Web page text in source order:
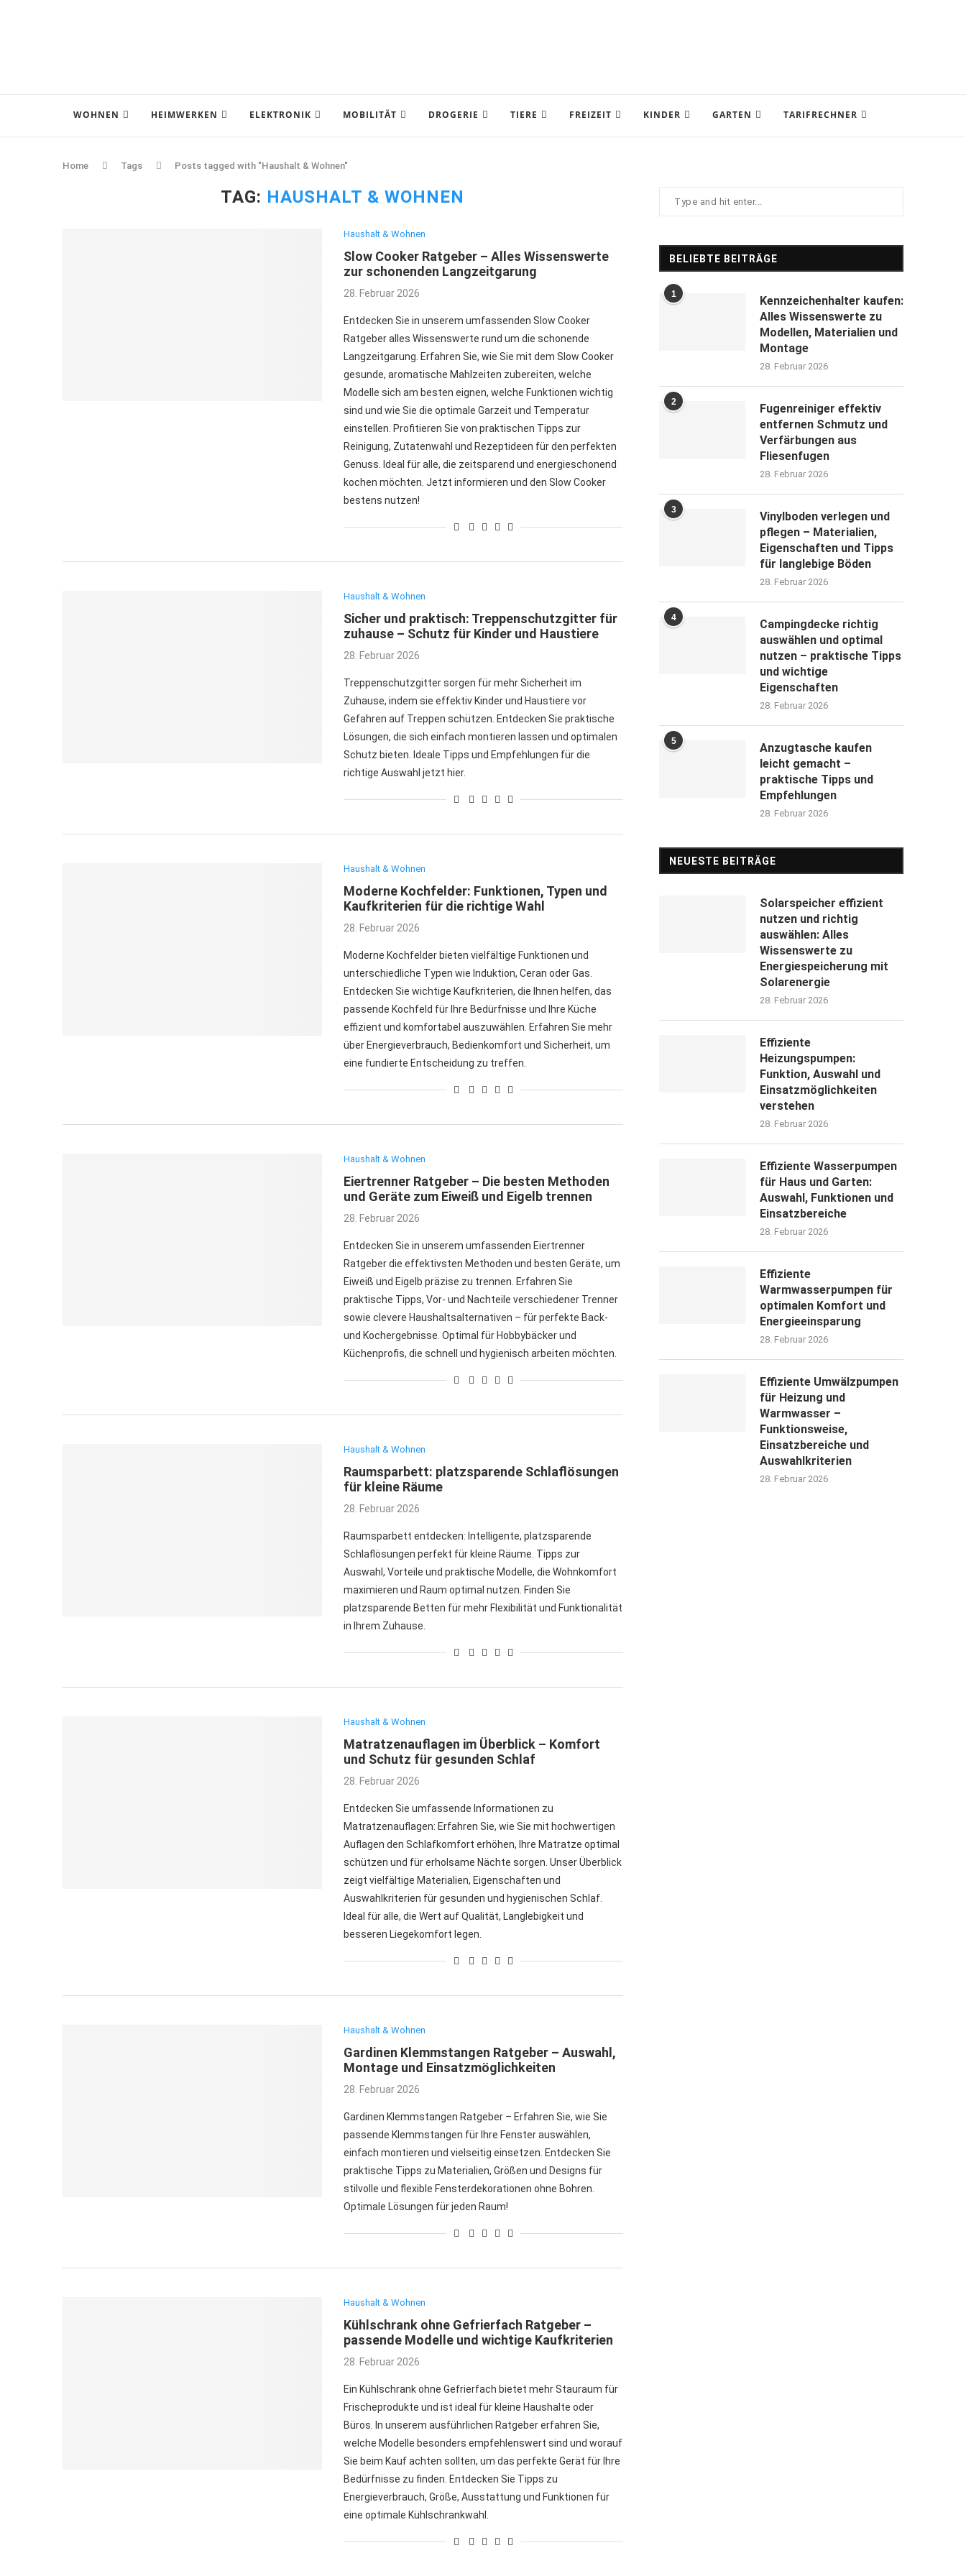
WOHNEN HEIMWERKEN ELEKTRONIK MOBILITÄT DROGERIE TIERE FREIZEIT KINDER GARTEN TARIFRECHNER
Home Tags Posts tagged with "Haushalt & Wohnen"
TAG: HAUSHALT & WOHNEN
Haushalt & Wohnen
Slow Cooker Ratgeber – Alles Wissenswerte
zur schonenden Langzeitgarung
28. Februar 2026
Entdecken Sie in unserem umfassenden Slow Cooker
Ratgeber alles Wissenswerte rund um die schonende
Langzeitgarung. Erfahren Sie, wie Sie mit dem Slow Cooker
gesunde, aromatische Mahlzeiten zubereiten, welche
Modelle sich am besten eignen, welche Funktionen wichtig
sind und wie Sie die optimale Garzeit und Temperatur
einstellen. Profitieren Sie von praktischen Tipps zur
Reinigung, Zutatenwahl und Rezeptideen für den perfekten
Genuss. Ideal für alle, die zeitsparend und energieschonend
kochen möchten. Jetzt informieren und den Slow Cooker
bestens nutzen!
Haushalt & Wohnen
Sicher und praktisch: Treppenschutzgitter für
zuhause – Schutz für Kinder und Haustiere
28. Februar 2026
Treppenschutzgitter sorgen für mehr Sicherheit im
Zuhause, indem sie effektiv Kinder und Haustiere vor
Gefahren auf Treppen schützen. Entdecken Sie praktische
Lösungen, die sich einfach montieren lassen und optimalen
Schutz bieten. Ideale Tipps und Empfehlungen für die
richtige Auswahl jetzt hier.
Haushalt & Wohnen
Moderne Kochfelder: Funktionen, Typen und
Kaufkriterien für die richtige Wahl
28. Februar 2026
Moderne Kochfelder bieten vielfältige Funktionen und
unterschiedliche Typen wie Induktion, Ceran oder Gas.
Entdecken Sie wichtige Kaufkriterien, die Ihnen helfen, das
passende Kochfeld für Ihre Bedürfnisse und Ihre Küche
effizient und komfortabel auszuwählen. Erfahren Sie mehr
über Energieverbrauch, Bedienkomfort und Sicherheit, um
eine fundierte Entscheidung zu treffen.
Haushalt & Wohnen
Eiertrenner Ratgeber – Die besten Methoden
und Geräte zum Eiweiß und Eigelb trennen
28. Februar 2026
Entdecken Sie in unserem umfassenden Eiertrenner
Ratgeber die effektivsten Methoden und besten Geräte, um
Eiweiß und Eigelb präzise zu trennen. Erfahren Sie
praktische Tipps, Vor- und Nachteile verschiedener Trenner
sowie clevere Haushaltsalternativen – für perfekte Back-
und Kochergebnisse. Optimal für Hobbybäcker und
Küchenprofis, die schnell und hygienisch arbeiten möchten.
Haushalt & Wohnen
Raumsparbett: platzsparende Schlaflösungen
für kleine Räume
28. Februar 2026
Raumsparbett entdecken: Intelligente, platzsparende
Schlaflösungen perfekt für kleine Räume. Tipps zur
Auswahl, Vorteile und praktische Modelle, die Wohnkomfort
maximieren und Raum optimal nutzen. Finden Sie
platzsparende Betten für mehr Flexibilität und Funktionalität
in Ihrem Zuhause.
Haushalt & Wohnen
Matratzenauflagen im Überblick – Komfort
und Schutz für gesunden Schlaf
28. Februar 2026
Entdecken Sie umfassende Informationen zu
Matratzenauflagen: Erfahren Sie, wie Sie mit hochwertigen
Auflagen den Schlafkomfort erhöhen, Ihre Matratze optimal
schützen und für erholsame Nächte sorgen. Unser Überblick
zeigt vielfältige Materialien, Eigenschaften und
Auswahlkriterien für gesunden und hygienischen Schlaf.
Ideal für alle, die Wert auf Qualität, Langlebigkeit und
besseren Liegekomfort legen.
Haushalt & Wohnen
Gardinen Klemmstangen Ratgeber – Auswahl,
Montage und Einsatzmöglichkeiten
28. Februar 2026
Gardinen Klemmstangen Ratgeber – Erfahren Sie, wie Sie
passende Klemmstangen für Ihre Fenster auswählen,
einfach montieren und vielseitig einsetzen. Entdecken Sie
praktische Tipps zu Materialien, Größen und Designs für
stilvolle und flexible Fensterdekorationen ohne Bohren.
Optimale Lösungen für jeden Raum!
Haushalt & Wohnen
Kühlschrank ohne Gefrierfach Ratgeber –
passende Modelle und wichtige Kaufkriterien
28. Februar 2026
Ein Kühlschrank ohne Gefrierfach bietet mehr Stauraum für
Frischeprodukte und ist ideal für kleine Haushalte oder
Büros. In unserem ausführlichen Ratgeber erfahren Sie,
welche Modelle besonders empfehlenswert sind und worauf
Sie beim Kauf achten sollten, um das perfekte Gerät für Ihre
Bedürfnisse zu finden. Entdecken Sie Tipps zu
Energieverbrauch, Größe, Ausstattung und Funktionen für
eine optimale Kühlschrankwahl.
BELIEBTE BEITRÄGE
1
Kennzeichenhalter kaufen:
Alles Wissenswerte zu
Modellen, Materialien und
Montage
28. Februar 2026
2
Fugenreiniger effektiv
entfernen Schmutz und
Verfärbungen aus
Fliesenfugen
28. Februar 2026
3
Vinylboden verlegen und
pflegen – Materialien,
Eigenschaften und Tipps
für langlebige Böden
28. Februar 2026
4
Campingdecke richtig
auswählen und optimal
nutzen – praktische Tipps
und wichtige
Eigenschaften
28. Februar 2026
5
Anzugtasche kaufen
leicht gemacht –
praktische Tipps und
Empfehlungen
28. Februar 2026
NEUESTE BEITRÄGE
Solarspeicher effizient
nutzen und richtig
auswählen: Alles
Wissenswerte zu
Energiespeicherung mit
Solarenergie
28. Februar 2026
Effiziente
Heizungspumpen:
Funktion, Auswahl und
Einsatzmöglichkeiten
verstehen
28. Februar 2026
Effiziente Wasserpumpen
für Haus und Garten:
Auswahl, Funktionen und
Einsatzbereiche
28. Februar 2026
Effiziente
Warmwasserpumpen für
optimalen Komfort und
Energieeinsparung
28. Februar 2026
Effiziente Umwälzpumpen
für Heizung und
Warmwasser –
Funktionsweise,
Einsatzbereiche und
Auswahlkriterien
28. Februar 2026